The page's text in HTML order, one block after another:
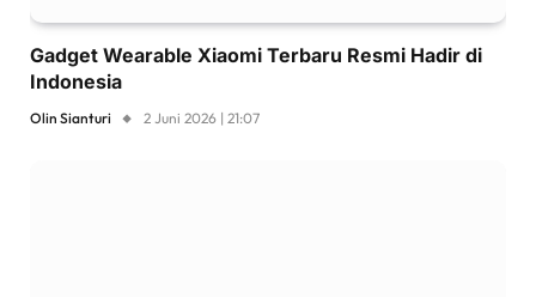
Gadget Wearable Xiaomi Terbaru Resmi Hadir di
Indonesia
Olin Sianturi 2 Juni 2026 | 21:07